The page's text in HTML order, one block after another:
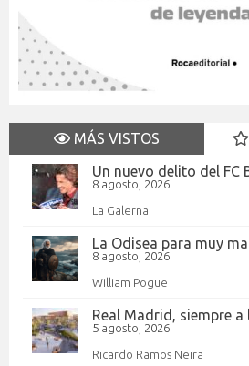
MÁS VISTOS
Un nuevo delito del FC
8 agosto, 2026
La Galerna
La Odisea para muy
8 agosto, 2026
William Pogue
Real Madrid, siempre
5 agosto, 2026
Ricardo Ramos Neira